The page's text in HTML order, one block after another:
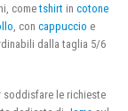
cometshirt in cotone
, con cappuccio e
dalla taglia 5/6
soddisfare le richieste